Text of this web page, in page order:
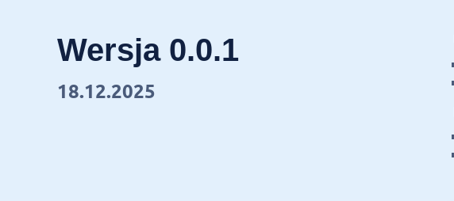
Wersja 0.0.1
18.12.2025